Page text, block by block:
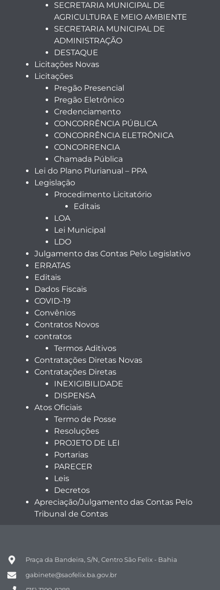
SECRETARIA MUNICIPAL DE
AGRICULTURA E MEIO AMBIENTE
SECRETARIA MUNICIPAL DE
ADMINISTRAÇÃO
DESTAQUE
Licitações Novas
Licitações
Pregão Presencial
Pregão Eletrônico
Credenciamento
CONCORRÊNCIA PÚBLICA
CONCORRÊNCIA ELETRÔNICA
CONCORRENCIA
Chamada Pública
Lei do Plano Plurianual – PPA
Legislação
Procedimento Licitatório
Editais
LOA
Lei Municipal
LDO
Julgamento das Contas Pelo Legislativo
ERRATAS
Editais
Dados Fiscais
COVID-19
Convênios
Contratos Novos
contratos
Termos Aditivos
Contratações Diretas Novas
Contratações Diretas
INEXIGIBILIDADE
DISPENSA
Atos Oficiais
Termo de Posse
Resoluções
PROJETO DE LEI
Portarias
PARECER
Leis
Decretos
Apreciação/Julgamento das Contas Pelo
Tribunal de Contas
Praça da Bandeira, S/N, Centro São Felix - Bahia
gabinete@saofelix.ba.gov.br